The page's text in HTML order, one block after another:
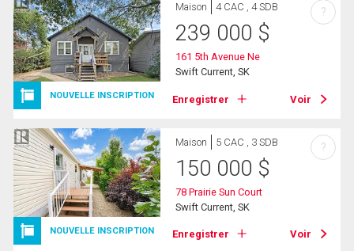
NOUVELLE INSCRIPTION
Maison 4 CAC , 4 SDB
239 000 $
161 5th Avenue Ne
Swift Current, SK
Enregistrer Voir
?
NOUVELLE INSCRIPTION
Maison 5 CAC , 3 SDB
150 000 $
78 Prairie Sun Court
Swift Current, SK
Enregistrer Voir
?